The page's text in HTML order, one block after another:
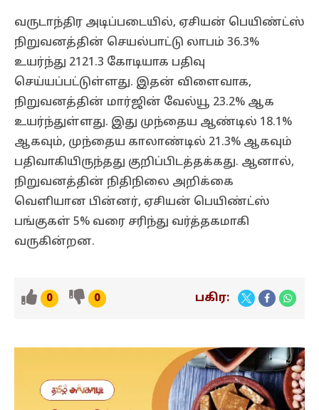
வருடாந்திர அடிப்படையில், ஏசியன் பெயிண்ட்ஸ்
நிறுவனத்தின் செயல்பாட்டு லாபம் 36.3%
உயர்ந்து 2121.3 கோடியாக பதிவு
செய்யப்பட்டுள்ளது. இதன் விளைவாக,
நிறுவனத்தின் மார்ஜின் வேல்யூ 23.2% ஆக
உயர்ந்துள்ளது. இது முந்தைய ஆண்டில் 18.1%
ஆகவும், முந்தைய காலாண்டில் 21.3% ஆகவும்
பதிவாகியிருந்தது குறிப்பிடத்தக்கது. ஆனால்,
நிறுவனத்தின் நிதிநிலை அறிக்கை
வெளியான பின்னர், ஏசியன் பெயிண்ட்ஸ்
பங்குகள் 5% வரை சரிந்து வர்த்தகமாகி
வருகின்றன.
0 0 பகிர: